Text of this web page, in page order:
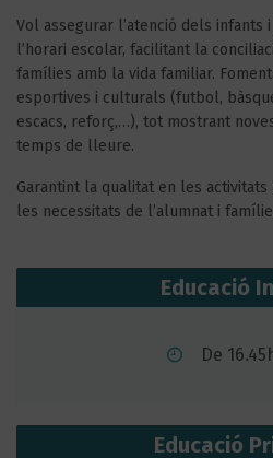
Vol assegurar l’atenció dels infants
l’horari escolar, facilitant la
famílies amb la vida familiar.
esportives i culturals (futbol,
escacs, reforç,…), tot mostrant
temps de lleure.
Garantint la qualitat en les
les necessitats de l’alumnat i
Educació
De
Educació